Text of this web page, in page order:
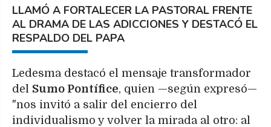
LLAMÓ A FORTALECER LA PASTORAL FRENTE
AL DRAMA DE LAS ADICCIONES Y DESTACÓ EL
RESPALDO DEL PAPA
Ledesma destacó el mensaje transformador
del Sumo Pontífice, quien —según expresó—
"nos invitó a salir del encierro del
individualismo y volver la mirada al otro: al